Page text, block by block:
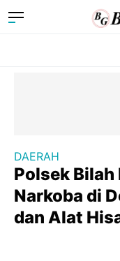
DAERAH
Polsek Bilah
Narkoba di
dan Alat